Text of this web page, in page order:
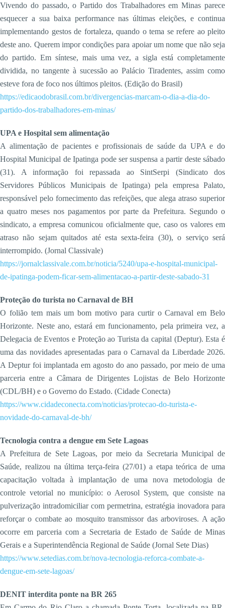
Vivendo do passado, o Partido dos Trabalhadores em Minas parece
esquecer a sua baixa performance nas últimas eleições, e continua
implementando gestos de fortaleza, quando o tema se refere ao pleito
deste ano. Querem impor condições para apoiar um nome que não seja
do partido. Em síntese, mais uma vez, a sigla está completamente
dividida, no tangente à sucessão ao Palácio Tiradentes, assim como
esteve fora de foco nos últimos pleitos. (Edição do Brasil)
https://edicaodobrasil.com.br/divergencias-marcam-o-dia-a-dia-do-
partido-dos-trabalhadores-em-minas/
UPA e Hospital sem alimentação
A alimentação de pacientes e profissionais de saúde da UPA e do
Hospital Municipal de Ipatinga pode ser suspensa a partir deste sábado
(31). A informação foi repassada ao SintSerpi (Sindicato dos
Servidores Públicos Municipais de Ipatinga) pela empresa Palato,
responsável pelo fornecimento das refeições, que alega atraso superior
a quatro meses nos pagamentos por parte da Prefeitura. Segundo o
sindicato, a empresa comunicou oficialmente que, caso os valores em
atraso não sejam quitados até esta sexta-feira (30), o serviço será
interrompido. (Jornal Classivale)
https://jornalclassivale.com.br/noticia/5240/upa-e-hospital-municipal-
de-ipatinga-podem-ficar-sem-alimentacao-a-partir-deste-sabado-31
Proteção do turista no Carnaval de BH
O folião tem mais um bom motivo para curtir o Carnaval em Belo
Horizonte. Neste ano, estará em funcionamento, pela primeira vez, a
Delegacia de Eventos e Proteção ao Turista da capital (Deptur). Esta é
uma das novidades apresentadas para o Carnaval da Liberdade 2026.
A Deptur foi implantada em agosto do ano passado, por meio de uma
parceria entre a Câmara de Dirigentes Lojistas de Belo Horizonte
(CDL/BH) e o Governo do Estado. (Cidade Conecta)
https://www.cidadeconecta.com/noticias/protecao-do-turista-e-
novidade-do-carnaval-de-bh/
Tecnologia contra a dengue em Sete Lagoas
A Prefeitura de Sete Lagoas, por meio da Secretaria Municipal de
Saúde, realizou na última terça-feira (27/01) a etapa teórica de uma
capacitação voltada à implantação de uma nova metodologia de
controle vetorial no município: o Aerosol System, que consiste na
pulverização intradomiciliar com permetrina, estratégia inovadora para
reforçar o combate ao mosquito transmissor das arboviroses. A ação
ocorre em parceria com a Secretaria de Estado de Saúde de Minas
Gerais e a Superintendência Regional de Saúde (Jornal Sete Dias)
https://www.setedias.com.br/nova-tecnologia-reforca-combate-a-
dengue-em-sete-lagoas/
DENIT interdita ponte na BR 265